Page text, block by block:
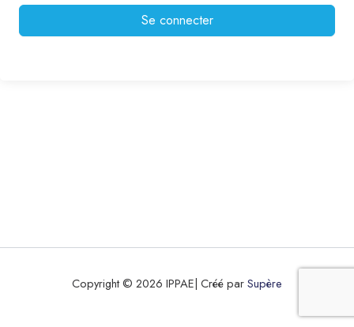
Se connecter
Copyright © 2026 IPPAE| Créé parSupère